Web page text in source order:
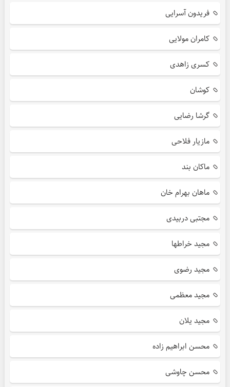
فریدون آسرایی
کامران مولایی
کسری زاهدی
کوشان
گرشا رضایی
مازیار فلاحی
ماکان بند
ماهان بهرام خان
مجتبی دربیدی
مجید خراطها
مجید رضوی
مجید معظمی
مجید یلان
محسن ابراهیم زاده
محسن چاوشی